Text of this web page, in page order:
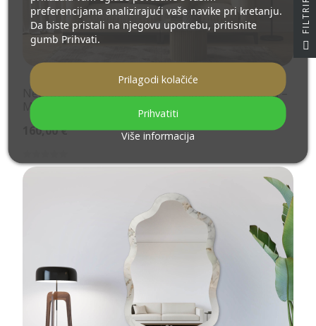
Nepravilno ogledalo na bijelo-zlatnom mramoru –
MARBLE BIALORO
160,00 €
preferencijama analizirajući vaše navike pri kretanju.
Da biste pristali na njegovu upotrebu, pritisnite
gumb Prihvati.
Više informacija
Prilagodi kolačiće
Prihvatiti